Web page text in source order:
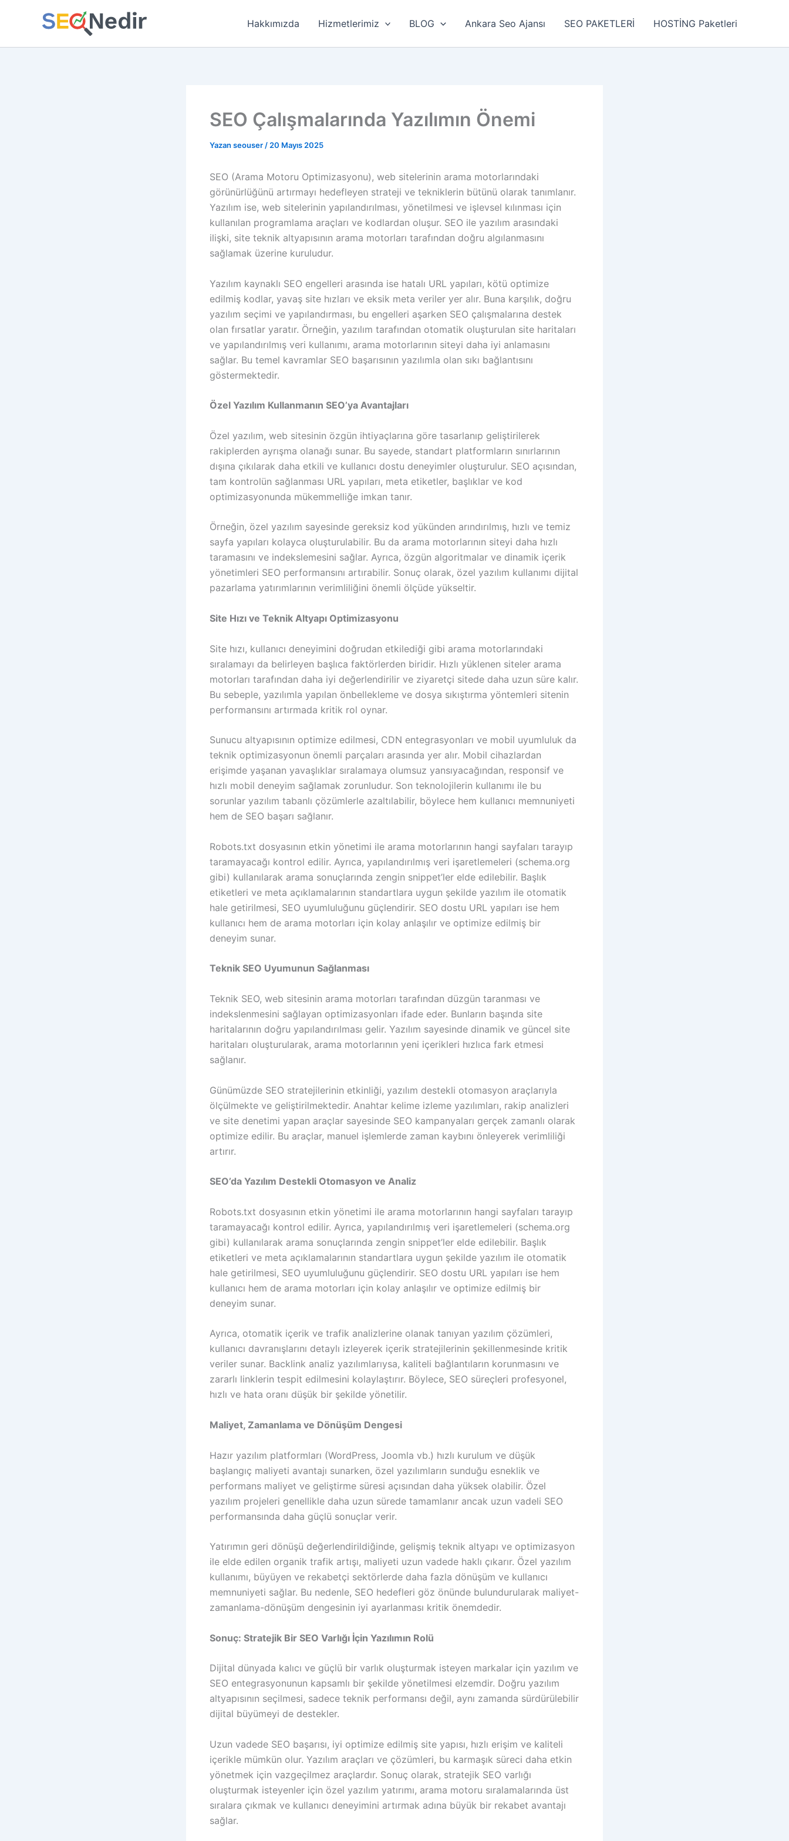
Hakkımızda Hizmetlerimiz BLOG Ankara Seo Ajansı SEO PAKETLERİ HOSTİNG Paketleri
SEO Çalışmalarında Yazılımın Önemi
Yazan seouser / 20 Mayıs 2025
SEO (Arama Motoru Optimizasyonu), web sitelerinin arama motorlarındaki
görünürlüğünü artırmayı hedefleyen strateji ve tekniklerin bütünü olarak tanımlanır.
Yazılım ise, web sitelerinin yapılandırılması, yönetilmesi ve işlevsel kılınması için
kullanılan programlama araçları ve kodlardan oluşur. SEO ile yazılım arasındaki
ilişki, site teknik altyapısının arama motorları tarafından doğru algılanmasını
sağlamak üzerine kuruludur.
Yazılım kaynaklı SEO engelleri arasında ise hatalı URL yapıları, kötü optimize
edilmiş kodlar, yavaş site hızları ve eksik meta veriler yer alır. Buna karşılık, doğru
yazılım seçimi ve yapılandırması, bu engelleri aşarken SEO çalışmalarına destek
olan fırsatlar yaratır. Örneğin, yazılım tarafından otomatik oluşturulan site haritaları
ve yapılandırılmış veri kullanımı, arama motorlarının siteyi daha iyi anlamasını
sağlar. Bu temel kavramlar SEO başarısının yazılımla olan sıkı bağlantısını
göstermektedir.
Özel Yazılım Kullanmanın SEO’ya Avantajları
Özel yazılım, web sitesinin özgün ihtiyaçlarına göre tasarlanıp geliştirilerek
rakiplerden ayrışma olanağı sunar. Bu sayede, standart platformların sınırlarının
dışına çıkılarak daha etkili ve kullanıcı dostu deneyimler oluşturulur. SEO açısından,
tam kontrolün sağlanması URL yapıları, meta etiketler, başlıklar ve kod
optimizasyonunda mükemmelliğe imkan tanır.
Örneğin, özel yazılım sayesinde gereksiz kod yükünden arındırılmış, hızlı ve temiz
sayfa yapıları kolayca oluşturulabilir. Bu da arama motorlarının siteyi daha hızlı
taramasını ve indekslemesini sağlar. Ayrıca, özgün algoritmalar ve dinamik içerik
yönetimleri SEO performansını artırabilir. Sonuç olarak, özel yazılım kullanımı dijital
pazarlama yatırımlarının verimliliğini önemli ölçüde yükseltir.
Site Hızı ve Teknik Altyapı Optimizasyonu
Site hızı, kullanıcı deneyimini doğrudan etkilediği gibi arama motorlarındaki
sıralamayı da belirleyen başlıca faktörlerden biridir. Hızlı yüklenen siteler arama
motorları tarafından daha iyi değerlendirilir ve ziyaretçi sitede daha uzun süre kalır.
Bu sebeple, yazılımla yapılan önbellekleme ve dosya sıkıştırma yöntemleri sitenin
performansını artırmada kritik rol oynar.
Sunucu altyapısının optimize edilmesi, CDN entegrasyonları ve mobil uyumluluk da
teknik optimizasyonun önemli parçaları arasında yer alır. Mobil cihazlardan
erişimde yaşanan yavaşlıklar sıralamaya olumsuz yansıyacağından, responsif ve
hızlı mobil deneyim sağlamak zorunludur. Son teknolojilerin kullanımı ile bu
sorunlar yazılım tabanlı çözümlerle azaltılabilir, böylece hem kullanıcı memnuniyeti
hem de SEO başarı sağlanır.
Robots.txt dosyasının etkin yönetimi ile arama motorlarının hangi sayfaları tarayıp
taramayacağı kontrol edilir. Ayrıca, yapılandırılmış veri işaretlemeleri (schema.org
gibi) kullanılarak arama sonuçlarında zengin snippet’ler elde edilebilir. Başlık
etiketleri ve meta açıklamalarının standartlara uygun şekilde yazılım ile otomatik
hale getirilmesi, SEO uyumluluğunu güçlendirir. SEO dostu URL yapıları ise hem
kullanıcı hem de arama motorları için kolay anlaşılır ve optimize edilmiş bir
deneyim sunar.
Teknik SEO Uyumunun Sağlanması
Teknik SEO, web sitesinin arama motorları tarafından düzgün taranması ve
indekslenmesini sağlayan optimizasyonları ifade eder. Bunların başında site
haritalarının doğru yapılandırılması gelir. Yazılım sayesinde dinamik ve güncel site
haritaları oluşturularak, arama motorlarının yeni içerikleri hızlıca fark etmesi
sağlanır.
Günümüzde SEO stratejilerinin etkinliği, yazılım destekli otomasyon araçlarıyla
ölçülmekte ve geliştirilmektedir. Anahtar kelime izleme yazılımları, rakip analizleri
ve site denetimi yapan araçlar sayesinde SEO kampanyaları gerçek zamanlı olarak
optimize edilir. Bu araçlar, manuel işlemlerde zaman kaybını önleyerek verimliliği
artırır.
SEO’da Yazılım Destekli Otomasyon ve Analiz
Robots.txt dosyasının etkin yönetimi ile arama motorlarının hangi sayfaları tarayıp
taramayacağı kontrol edilir. Ayrıca, yapılandırılmış veri işaretlemeleri (schema.org
gibi) kullanılarak arama sonuçlarında zengin snippet’ler elde edilebilir. Başlık
etiketleri ve meta açıklamalarının standartlara uygun şekilde yazılım ile otomatik
hale getirilmesi, SEO uyumluluğunu güçlendirir. SEO dostu URL yapıları ise hem
kullanıcı hem de arama motorları için kolay anlaşılır ve optimize edilmiş bir
deneyim sunar.
Ayrıca, otomatik içerik ve trafik analizlerine olanak tanıyan yazılım çözümleri,
kullanıcı davranışlarını detaylı izleyerek içerik stratejilerinin şekillenmesinde kritik
veriler sunar. Backlink analiz yazılımlarıysa, kaliteli bağlantıların korunmasını ve
zararlı linklerin tespit edilmesini kolaylaştırır. Böylece, SEO süreçleri profesyonel,
hızlı ve hata oranı düşük bir şekilde yönetilir.
Maliyet, Zamanlama ve Dönüşüm Dengesi
Hazır yazılım platformları (WordPress, Joomla vb.) hızlı kurulum ve düşük
başlangıç maliyeti avantajı sunarken, özel yazılımların sunduğu esneklik ve
performans maliyet ve geliştirme süresi açısından daha yüksek olabilir. Özel
yazılım projeleri genellikle daha uzun sürede tamamlanır ancak uzun vadeli SEO
performansında daha güçlü sonuçlar verir.
Yatırımın geri dönüşü değerlendirildiğinde, gelişmiş teknik altyapı ve optimizasyon
ile elde edilen organik trafik artışı, maliyeti uzun vadede haklı çıkarır. Özel yazılım
kullanımı, büyüyen ve rekabetçi sektörlerde daha fazla dönüşüm ve kullanıcı
memnuniyeti sağlar. Bu nedenle, SEO hedefleri göz önünde bulundurularak maliyet-
zamanlama-dönüşüm dengesinin iyi ayarlanması kritik önemdedir.
Sonuç: Stratejik Bir SEO Varlığı İçin Yazılımın Rolü
Dijital dünyada kalıcı ve güçlü bir varlık oluşturmak isteyen markalar için yazılım ve
SEO entegrasyonunun kapsamlı bir şekilde yönetilmesi elzemdir. Doğru yazılım
altyapısının seçilmesi, sadece teknik performansı değil, aynı zamanda sürdürülebilir
dijital büyümeyi de destekler.
Uzun vadede SEO başarısı, iyi optimize edilmiş site yapısı, hızlı erişim ve kaliteli
içerikle mümkün olur. Yazılım araçları ve çözümleri, bu karmaşık süreci daha etkin
yönetmek için vazgeçilmez araçlardır. Sonuç olarak, stratejik SEO varlığı
oluşturmak isteyenler için özel yazılım yatırımı, arama motoru sıralamalarında üst
sıralara çıkmak ve kullanıcı deneyimini artırmak adına büyük bir rekabet avantajı
sağlar.